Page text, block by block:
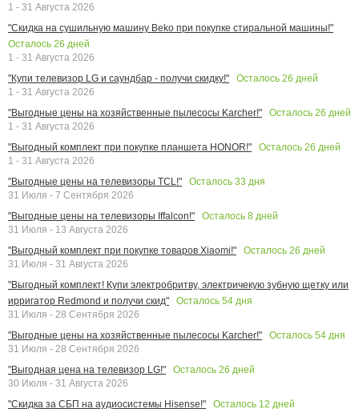
1 - 31 Августа 2026
"Скидка на сушильную машину Beko при покупке стиральной машины!"
Осталось 26 дней
1 - 31 Августа 2026
"Купи телевизор LG и саундбар - получи скидку!"
Осталось 26 дней
1 - 31 Августа 2026
"Выгодные цены на хозяйственные пылесосы Karcher!"
Осталось 26 дней
1 - 31 Августа 2026
"Выгодный комплект при покупке планшета HONOR!"
Осталось 26 дней
1 - 31 Августа 2026
"Выгодные цены на телевизоры TCL!"
Осталось 33 дня
31 Июля - 7 Сентября 2026
"Выгодные цены на телевизоры Iffalcon!"
Осталось 8 дней
31 Июля - 13 Августа 2026
"Выгодный комплект при покупке товаров Xiaomi!"
Осталось 26 дней
31 Июля - 31 Августа 2026
"Выгодный комплект! Купи электробритву, электричекую зубную щетку или
ирригатор Redmond и получи скид"
Осталось 54 дня
31 Июля - 28 Сентября 2026
"Выгодные цены на хозяйственные пылесосы Karcher!"
Осталось 54 дня
31 Июля - 28 Сентября 2026
"Выгодная цена на телевизор LG!"
Осталось 26 дней
30 Июля - 31 Августа 2026
"Скидка за СБП на аудиосистемы Hisense!"
Осталось 12 дней